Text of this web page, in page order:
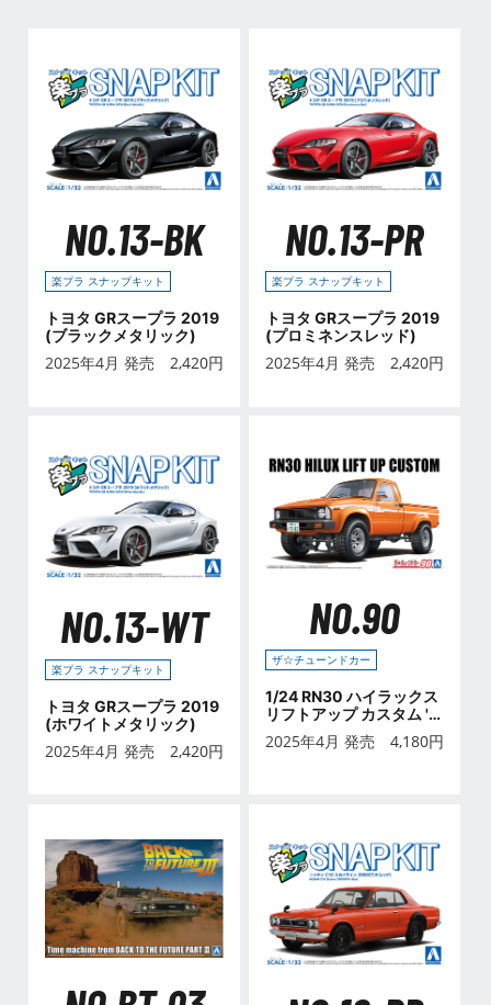
NO.13-BK
楽プラ スナップキット
トヨタ GRスープラ 2019
(ブラックメタリック)
2025年4月 発売 2,420円
NO.13-PR
楽プラ スナップキット
トヨタ GRスープラ 2019
(プロミネンスレッド)
2025年4月 発売 2,420円
NO.13-WT
楽プラ スナップキット
トヨタ GRスープラ 2019
(ホワイトメタリック)
2025年4月 発売 2,420円
NO.90
ザ☆チューンドカー
1/24 RN30 ハイラックス
リフトアップ カスタム '7
8 (トヨタ)
2025年4月 発売 4,180円